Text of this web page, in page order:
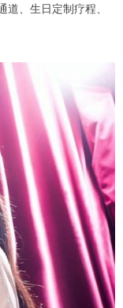
、生日定制疗程、